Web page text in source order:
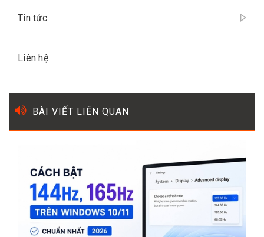
Tin tức
Liên hệ
BÀI VIẾT LIÊN QUAN